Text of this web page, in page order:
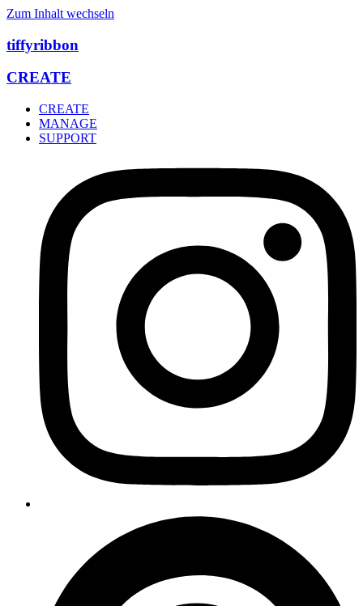
Zum Inhalt wechseln
tiffyribbon
CREATE
CREATE
MANAGE
SUPPORT